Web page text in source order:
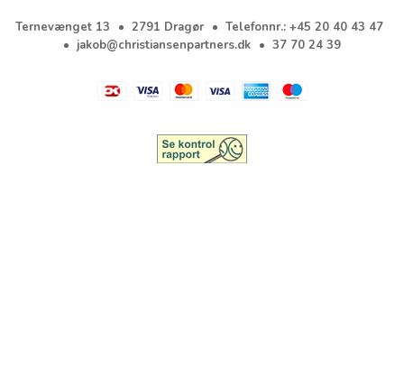
Ternevænget 13 2791 Dragør Telefonnr.: +45 20 40 43 47
jakob@christiansenpartners.dk
37 70 24 39